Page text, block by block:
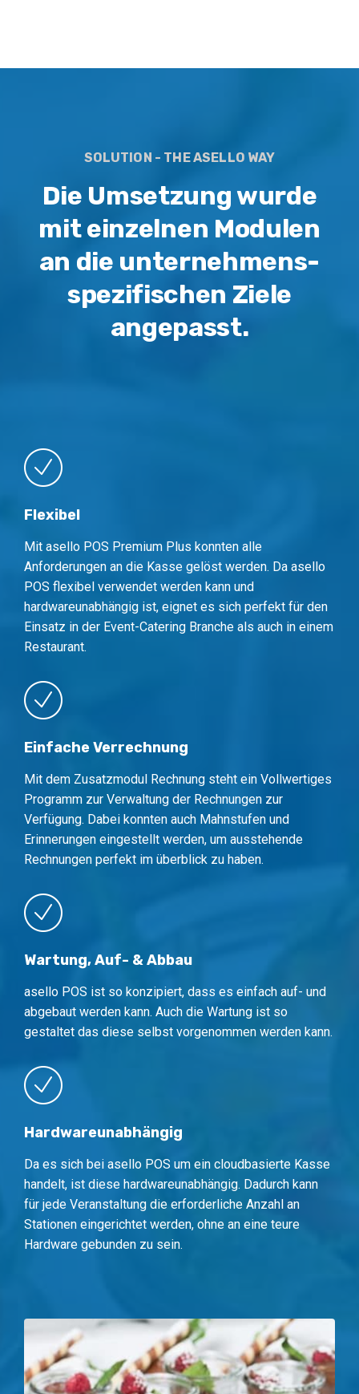
SOLUTION - THE ASELLO WAY
Die Umsetzung wurde
mit einzelnen Modulen
an die unternehmens­
spezifischen Ziele
angepasst.
Flexibel
Mit asello POS Premium Plus konnten alle
Anforderungen an die Kasse gelöst werden. Da asello
POS flexibel verwendet werden kann und
hardwareunabhängig ist, eignet es sich perfekt für den
Einsatz in der Event-Catering Branche als auch in einem
Restaurant.
Einfache Verrechnung
Mit dem Zusatzmodul Rechnung steht ein Vollwertiges
Programm zur Verwaltung der Rechnungen zur
Verfügung. Dabei konnten auch Mahnstufen und
Erinnerungen eingestellt werden, um ausstehende
Rechnungen perfekt im überblick zu haben.
Wartung, Auf- & Abbau
asello POS ist so konzipiert, dass es einfach auf- und
abgebaut werden kann. Auch die Wartung ist so
gestaltet das diese selbst vorgenommen werden kann.
Hardwareunabhängig
Da es sich bei asello POS um ein cloudbasierte Kasse
handelt, ist diese hardwareunabhängig. Dadurch kann
für jede Veranstaltung die erforderliche Anzahl an
Stationen eingerichtet werden, ohne an eine teure
Hardware gebunden zu sein.